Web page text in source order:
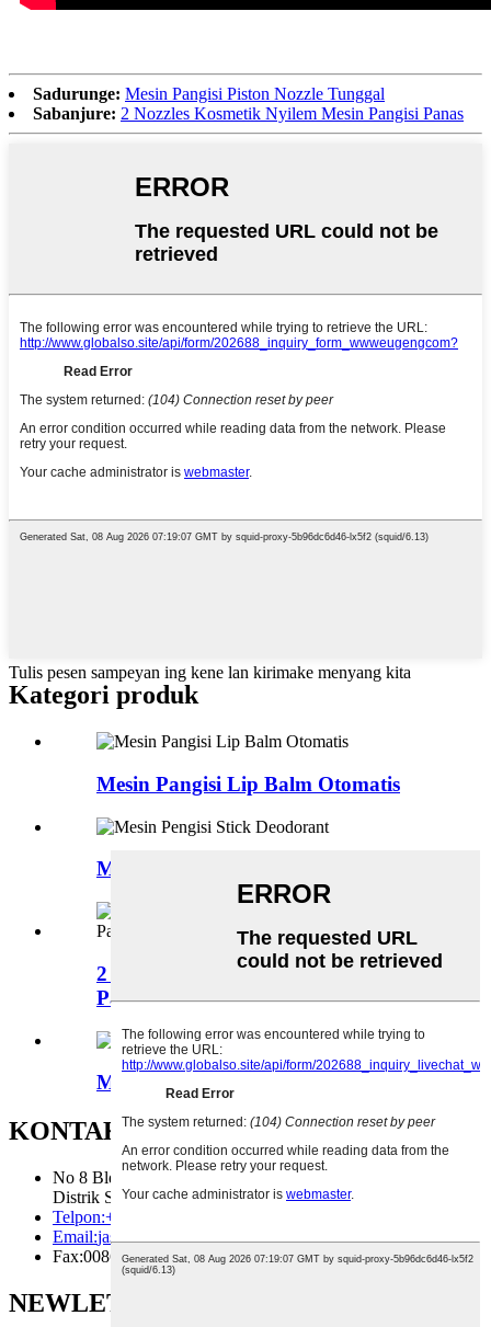
Sadurunge: Mesin Pangisi Piston Nozzle Tunggal
Sabanjure: 2 Nozzles Kosmetik Nyilem Mesin Pangisi Panas
Tulis pesen sampeyan ing kene lan kirimake menyang kita
Kategori produk
Mesin Pangisi Lip Balm Otomatis
Mesin Pengisi Stick Deodorant
2 Nozzles Kosmetik Nyilem Mesin
Pangisi Panas
Mesin Pangisi Piston Nozzle Tunggal
KONTAK KAMI
No 8 Bldg 488 Guanghua Road Taman Industri Nasional
Distrik Songjiang 201616 Shanghai China
Telpon:+86-21-37701781
Email:jasily@eugeng.com
Fax:0086-21-37701672
NEWLETTER